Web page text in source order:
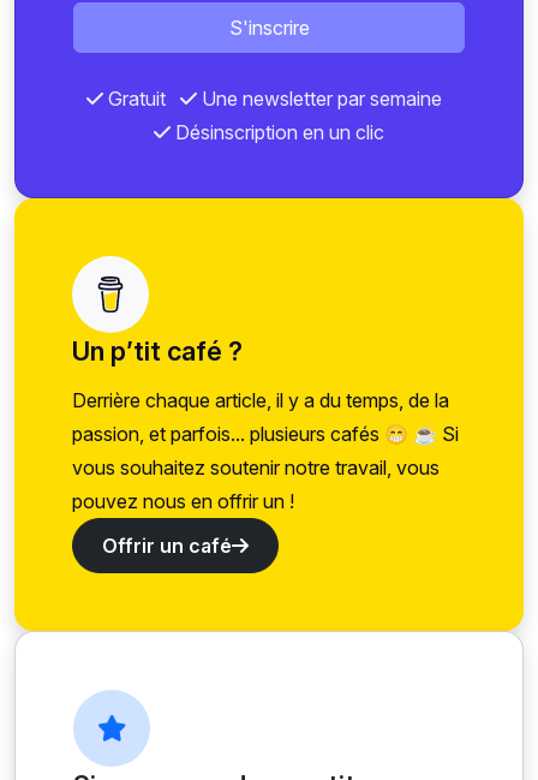
S'inscrire
Gratuit
Une newsletter par semaine
Désinscription en un clic
Un p’tit café ?
Derrière chaque article, il y a du temps, de la
passion, et parfois... plusieurs cafés 😁 ☕ Si
vous souhaitez soutenir notre travail, vous
pouvez nous en offrir un !
Offrir un café